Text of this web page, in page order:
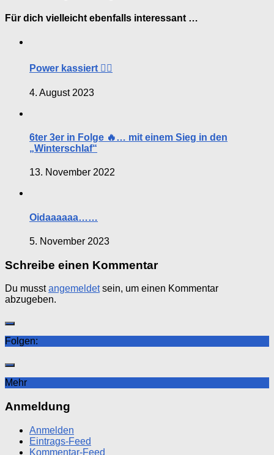
Für dich vielleicht ebenfalls interessant …
Power kassiert 😵‍💫
4. August 2023
6ter 3er in Folge 🔥… mit einem Sieg in den
„Winterschlaf“
13. November 2022
Oidaaaaaa……
5. November 2023
Schreibe einen Kommentar
Du musstangemeldetsein, um einen Kommentar
abzugeben.
Folgen:
Mehr
Anmeldung
Anmelden
Eintrags-Feed
Kommentar-Feed